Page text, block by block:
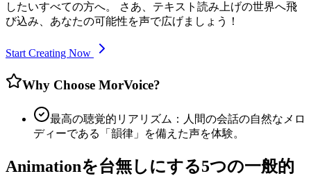
したいすべての方へ。 さあ、テキスト読み上げの世界へ飛
び込み、あなたの可能性を声で広げましょう！
Start Creating Now
Why Choose MorVoice?
最高の聴覚的リアリズム：人間の会話の自然なメロ
ディーである「韻律」を備えた声を体験。
Animationを台無しにする5つの一般的